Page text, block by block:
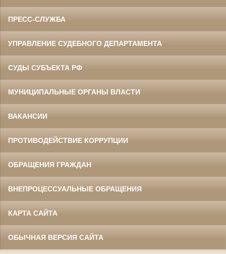
ПРЕСС-СЛУЖБА
УПРАВЛЕНИЕ СУДЕБНОГО ДЕПАРТАМЕНТА
СУДЫ СУБЪЕКТА РФ
МУНИЦИПАЛЬНЫЕ ОРГАНЫ ВЛАСТИ
ВАКАНСИИ
ПРОТИВОДЕЙСТВИЕ КОРРУПЦИИ
ОБРАЩЕНИЯ ГРАЖДАН
ВНЕПРОЦЕССУАЛЬНЫЕ ОБРАЩЕНИЯ
КАРТА САЙТА
ОБЫЧНАЯ ВЕРСИЯ САЙТА